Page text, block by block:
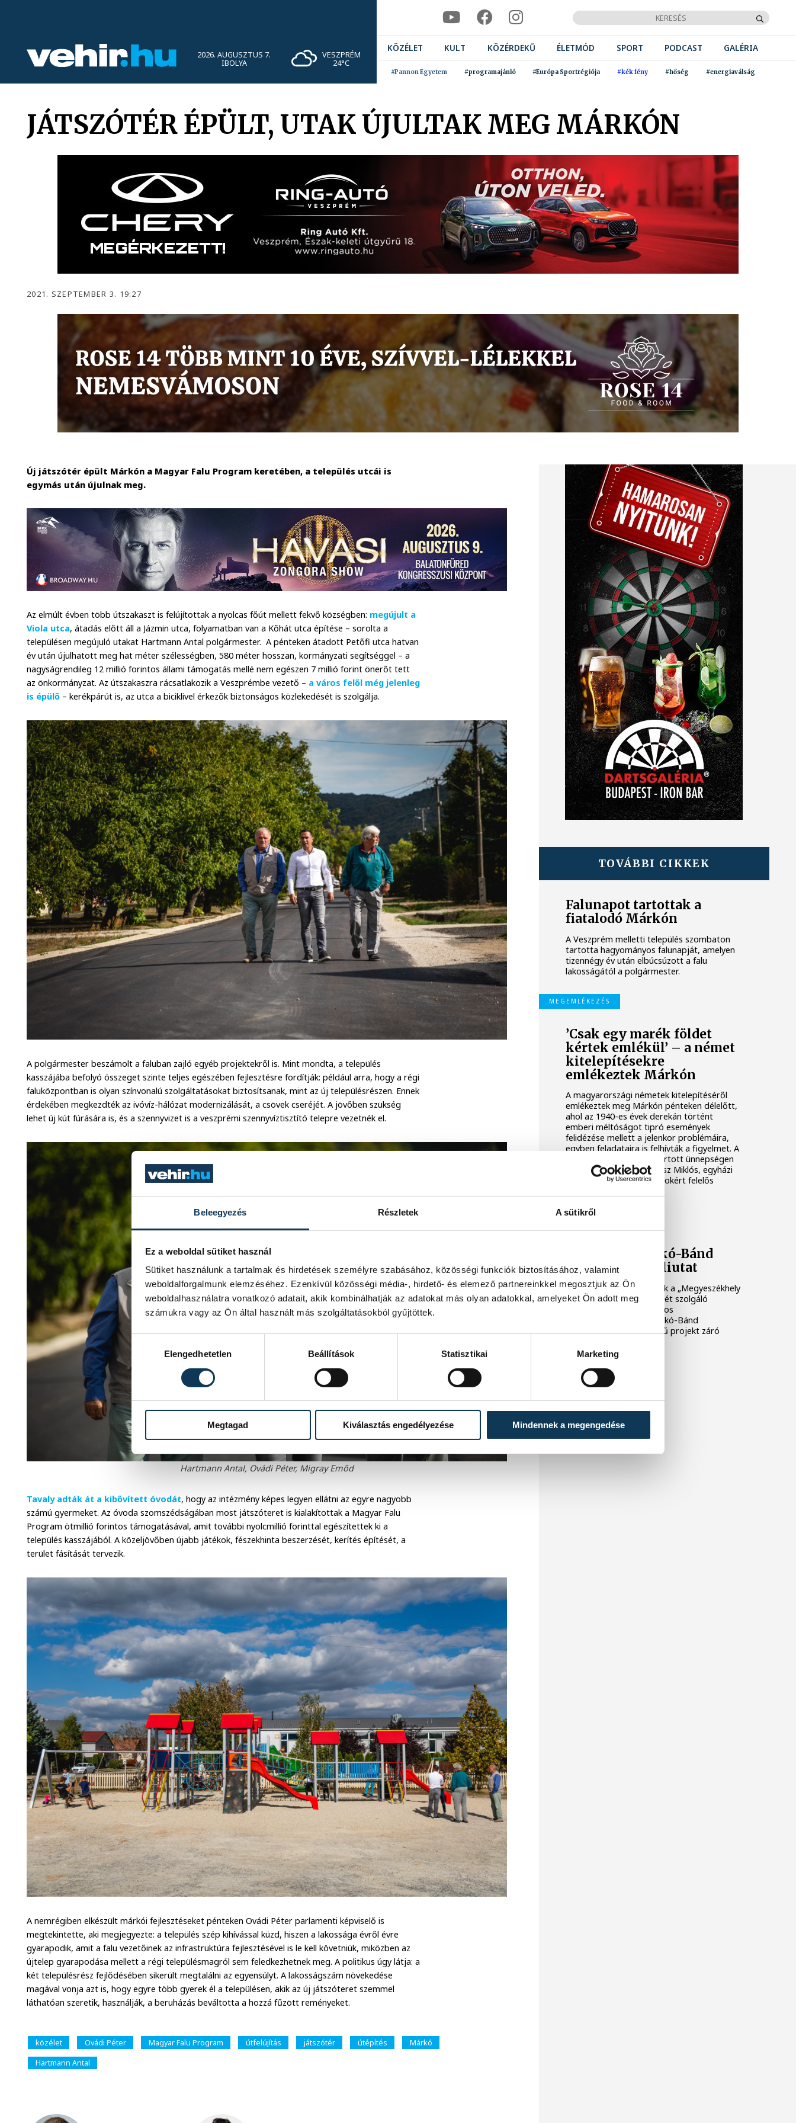
Beleegyezés Részletek A sütikről
Ez a weboldal sütiket használ
Sütiket használunk a tartalmak és hirdetések személyre szabásához, közösségi funkciók biztosításához, valamint
weboldalforgalmunk elemzéséhez. Ezenkívül közösségi média-, hirdető- és elemező partnereinkkel megosztjuk az Ön
weboldalhasználatra vonatkozó adatait, akik kombinálhatják az adatokat más olyan adatokkal, amelyeket Ön adott meg
számukra vagy az Ön által használt más szolgáltatásokból gyűjtöttek.
Elengedhetetlen
Beállítások Statisztikai Marketing
Megtagad Kiválasztás engedélyezése Mindennek a megengedése
2026. AUGUSZTUS 7.
IBOLYA
VESZPRÉM
24°C
KÖZÉLET KULT KÖZÉRDEKŰ ÉLETMÓD SPORT PODCAST GALÉRIA
#Pannon Egyetem #programajánló #Európa Sportrégiója #kék fény #hőség #energiaválság
JÁTSZÓTÉR ÉPÜLT, UTAK ÚJULTAK MEG MÁRKÓN
2021. SZEPTEMBER 3. 19:27
Új játszótér épült Márkón a Magyar Falu Program keretében, a település utcái is
egymás után újulnak meg.
Az elmúlt évben több útszakaszt is felújítottak a nyolcas főút mellett fekvő községben: megújult a
Viola utca, átadás előtt áll a Jázmin utca, folyamatban van a Kőhát utca építése – sorolta a
településen megújuló utakat Hartmann Antal polgármester. A pénteken átadott Petőfi utca hatvan
év után újulhatott meg hat méter szélességben, 580 méter hosszan, kormányzati segítséggel – a
nagyságrendileg 12 millió forintos állami támogatás mellé nem egészen 7 millió forint önerőt tett
az önkormányzat. Az útszakaszra rácsatlakozik a Veszprémbe vezető – a város felől még jelenleg
is épülő – kerékpárút is, az utca a biciklivel érkezők biztonságos közlekedését is szolgálja.
A polgármester beszámolt a faluban zajló egyéb projektekről is. Mint mondta, a település
kasszájába befolyó összeget szinte teljes egészében fejlesztésre fordítják: például arra, hogy a régi
faluközpontban is olyan színvonalú szolgáltatásokat biztosítsanak, mint az új településrészen. Ennek
érdekében megkezdték az ivóvíz-hálózat modernizálását, a csövek cseréjét. A jövőben szükség
lehet új kút fúrására is, és a szennyvizet is a veszprémi szennyvíztisztító telepre vezetnék el.
Hartmann Antal, Ovádi Péter, Migray Emőd
Tavaly adták át a kibővített óvodát, hogy az intézmény képes legyen ellátni az egyre nagyobb
számú gyermeket. Az óvoda szomszédságában most játszóteret is kialakítottak a Magyar Falu
Program ötmillió forintos támogatásával, amit további nyolcmillió forinttal egészítettek ki a
település kasszájából. A közeljövőben újabb játékok, fészekhinta beszerzését, kerítés építését, a
terület fásítását tervezik.
A nemrégiben elkészült márkói fejlesztéseket pénteken Ovádi Péter parlamenti képviselő is
megtekintette, aki megjegyezte: a település szép kihívással küzd, hiszen a lakossága évről évre
gyarapodik, amit a falu vezetőinek az infrastruktúra fejlesztésével is le kell követniük, miközben az
újtelep gyarapodása mellett a régi településmagról sem feledkezhetnek meg. A politikus úgy látja: a
két településrész fejlődésében sikerült megtalálni az egyensúlyt. A lakosságszám növekedése
magával vonja azt is, hogy egyre több gyerek él a településen, akik az új játszóteret szemmel
láthatóan szeretik, használják, a beruházás beváltotta a hozzá fűzött reményeket.
közélet Ovádi Péter Magyar Falu Program útfelújítás játszótér útépítés
Márkó
Hartmann Antal
TOVÁBBI CIKKEK
Falunapot tartottak a
fiatalodó Márkón
A Veszprém melletti település szombaton
tartotta hagyományos falunapját, amelyen
tizennégy év után elbúcsúzott a falu
lakosságától a polgármester.
MEGEMLÉKEZÉS
’Csak egy marék földet
kértek emlékül’ – a német
kitelepítésekre
emlékeztek Márkón
A magyarországi németek kitelepítéséről
emlékeztek meg Márkón pénteken délelőtt,
ahol az 1940-es évek derekán történt
emberi méltóságot tipró események
felidézése mellett a jelenkor problémáira,
egyben feladataira is felhívták a figyelmet. A
katolikus templomban tartott ünnepségen
beszédet mondott Soltész Miklós, egyházi
és nemzetiségi kapcsolatokért felelős
Bejárták a Márkó-Bánd
közötti új bicikliutat
Szombat reggel tartották a „Megyeszékhely
kerékpáros megközelítését szolgáló
hivatásforgalmi kerékpáros
közlekedésfejlesztés Márkó-Bánd
településeken” elnevezésű projekt záró